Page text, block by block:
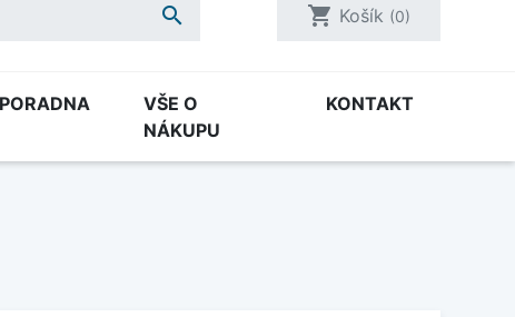
 shopping_cart Košík (0)
PORADNA
VŠE O
NÁKUPU
KONTAKT